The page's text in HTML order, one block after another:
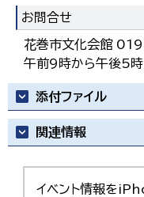
お問合せ
花巻市文化会館
午前9時から午後5時
添付ファイル
関連情報
イベント情報を